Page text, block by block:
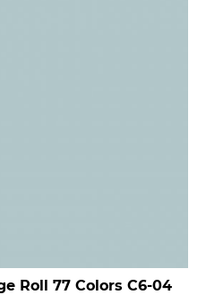
Roll 77 Colors C6-04